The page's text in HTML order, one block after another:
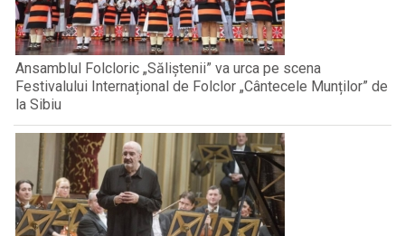
Ansamblul Folcloric „Săliștenii” va urca pe scena
Festivalului Internațional de Folclor „Cântecele Munților” de
la Sibiu